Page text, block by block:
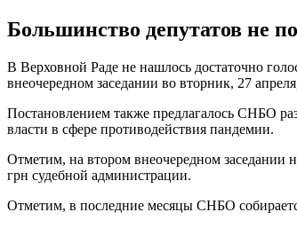
Большинство депутатов не
В Верховной Раде не нашлось достаточно
внеочередном заседании во вторник, 27
Постановлением также предлагалось СНБО
власти в сфере противодействия пандемии.
Отметим, на втором внеочередном заседании
грн судебной администрации.
Отметим, в последние месяцы СНБО